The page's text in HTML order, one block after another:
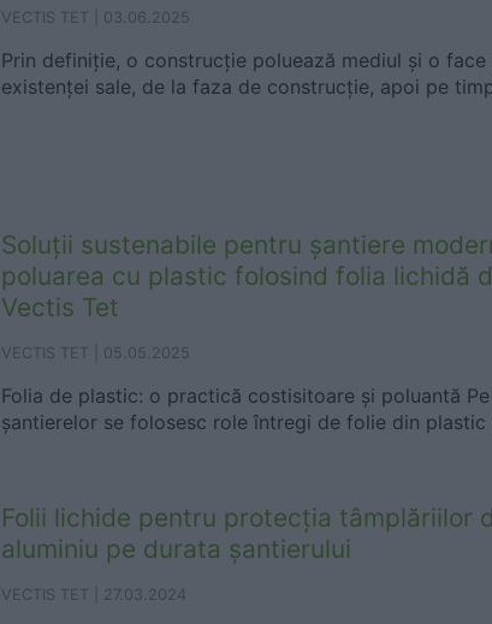
VECTIS TET | 03.06.2025
Prin definiție, o construcție poluează mediul și o
existenței sale, de la faza de construcție, apoi pe
Soluții sustenabile pentru șantiere
poluarea cu plastic folosind folia lichidă
Vectis Tet
VECTIS TET | 05.05.2025
Folia de plastic: o practică costisitoare și poluantă
șantierelor se folosesc role întregi de folie din
Folii lichide pentru protecția tâmplăriilor
aluminiu pe durata șantierului
VECTIS TET | 27.03.2024